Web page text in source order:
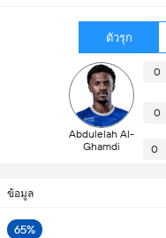
ตัวรุก
Abdulelah Al-
Ghamdi
0
0
0
ข้อมูล
65%